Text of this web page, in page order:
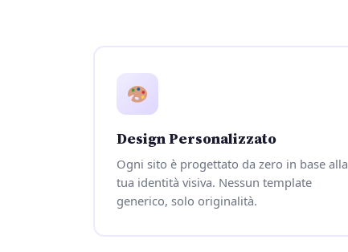
Design Personalizzato
Ogni sito è progettato da zero in base alla
tua identità visiva. Nessun template
generico, solo originalità.